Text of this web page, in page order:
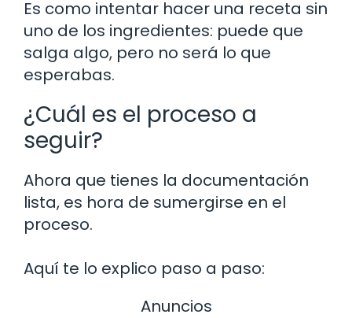
Es como intentar hacer una receta sin
uno de los ingredientes: puede que
salga algo, pero no será lo que
esperabas.
¿Cuál es el proceso a
seguir?
Ahora que tienes la documentación
lista, es hora de sumergirse en el
proceso.
Aquí te lo explico paso a paso:
Anuncios